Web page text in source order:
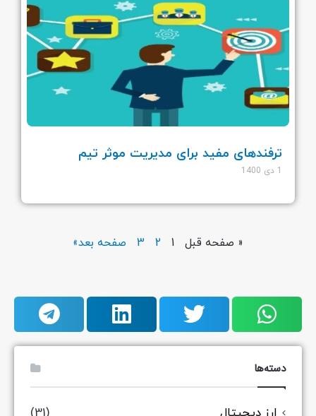
ترفندهای مفید برای مدیریت موثر تیم
« صفحه قبل 2
3 صفحه بعد»
دسته‌ها